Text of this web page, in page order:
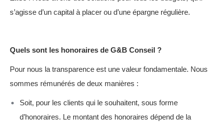
s’agisse d’un capital à placer ou d’une épargne régulière.
Quels sont les honoraires de G&B Conseil ?
Pour nous la transparence est une valeur fondamentale. Nous
sommes rémunérés de deux manières :
Soit, pour les clients qui le souhaitent, sous forme
d’honoraires. Le montant des honoraires dépend de la